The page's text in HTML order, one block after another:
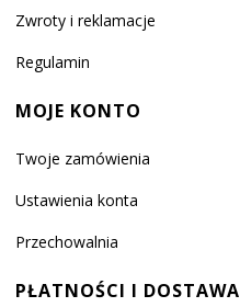
Zwroty i reklamacje
Regulamin
MOJE KONTO
Twoje zamówienia
Ustawienia konta
Przechowalnia
PŁATNOŚCI I DOSTAWA